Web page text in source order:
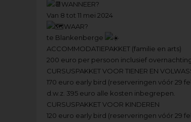
WANNEER?
Van 8 tot 11 mei 2024
WAAR?
te Blankenberge
ACCOMMODATIEPAKKET (familie en arts)
200 euro per persoon inclusief
CURSUSPAKKET VOOR TIENER EN
170 euro early bird (reserveringen vóór 29
d.w.z. 395 euro alle kosten inbegrepen.
CURSUSPAKKET VOOR KINDEREN
120 euro early bird (reserveringen vóór 29